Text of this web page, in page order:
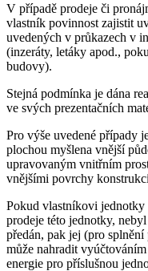
V případě prodeje či
vlastník povinnost zajistit
uvedených v průkazech v
(inzeráty, letáky apod.,
budovy).
Stejná podmínka je dána
ve svých prezentačních
Pro výše uvedené případy
plochou myšlena vnější
upravovaným vnitřním
vnějšími povrchy
Pokud vlastníkovi
prodeje této jednotky,
předán, pak jej (pro
může nahradit
energie pro příslušnou